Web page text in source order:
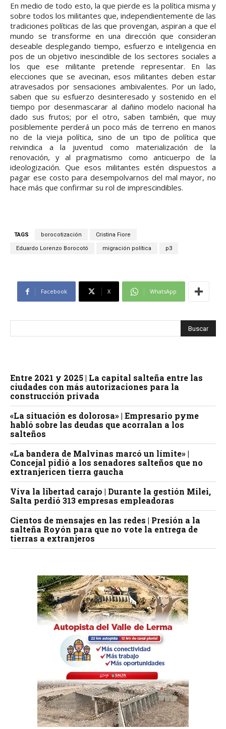
En medio de todo esto, la que pierde es la política misma y
sobre todos los militantes que, independientemente de las
tradiciones políticas de las que provengan, aspiran a que el
mundo se transforme en una dirección que consideran
deseable desplegando tiempo, esfuerzo e inteligencia en
pos de un objetivo inescindible de los sectores sociales a
los que ese militante pretende representar. En las
elecciones que se avecinan, esos militantes deben estar
atravesados por sensaciones ambivalentes. Por un lado,
saben que su esfuerzo desinteresado y sostenido en el
tiempo por desenmascarar al dañino modelo nacional ha
dado sus frutos; por el otro, saben también, que muy
posiblemente perderá un poco más de terreno en manos
no de la vieja política, sino de un tipo de política que
reivindica a la juventud como materialización de la
renovación, y al pragmatismo como anticuerpo de la
ideologización. Que esos militantes estén dispuestos a
pagar ese costo para desempolvarnos del mal mayor, no
hace más que confirmar su rol de imprescindibles.
TAGS borocotización Cristina Fiore
Eduardo Lorenzo Borocotó migración política p3
Facebook X WhatsApp
Entre 2021 y 2025 | La capital salteña entre las
ciudades con más autorizaciones para la
construcción privada
«La situación es dolorosa» | Empresario pyme
habló sobre las deudas que acorralan a los
salteños
«La bandera de Malvinas marcó un límite» |
Concejal pidió a los senadores salteños que no
extranjericen tierra gaucha
Viva la libertad carajo | Durante la gestión Milei,
Salta perdió 313 empresas empleadoras
Cientos de mensajes en las redes | Presión a la
salteña Royón para que no vote la entrega de
tierras a extranjeros